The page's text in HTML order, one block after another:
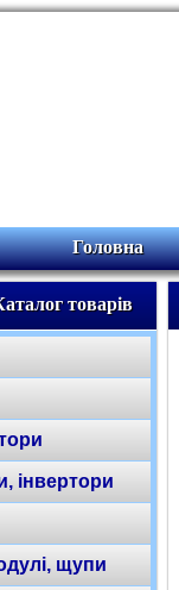
Головна
товарів
інвертори
щупи